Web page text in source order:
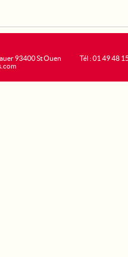
93400 St Ouen
Tél : 01 49 48